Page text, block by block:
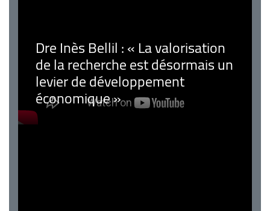
Dre Inès Bellil : « La valorisation
de la recherche est désormais un
levier de développement
économique »